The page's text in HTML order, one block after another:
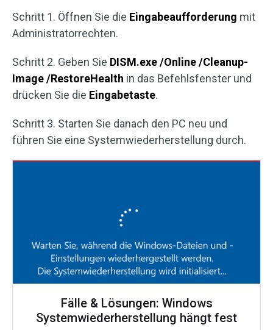
Schritt 1. Öffnen Sie die Eingabeaufforderung mit
Administratorrechten.
Schritt 2. Geben Sie DISM.exe /Online /Cleanup-
Image /RestoreHealth in das Befehlsfenster und
drücken Sie die Eingabetaste.
Schritt 3. Starten Sie danach den PC neu und
führen Sie eine Systemwiederherstellung durch.
Fälle & Lösungen: Windows
Systemwiederherstellung hängt fest